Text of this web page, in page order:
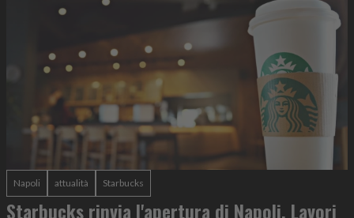
Napoli attualità Starbucks
Starbucks rinvia l'apertura di Napoli. Lavori